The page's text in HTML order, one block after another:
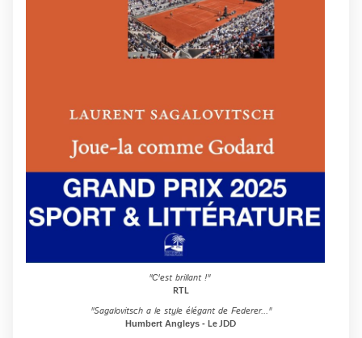
"C'est brillant !"
RTL
"Sagalovitsch a le style élégant de Federer..."
Humbert Angleys - Le JDD